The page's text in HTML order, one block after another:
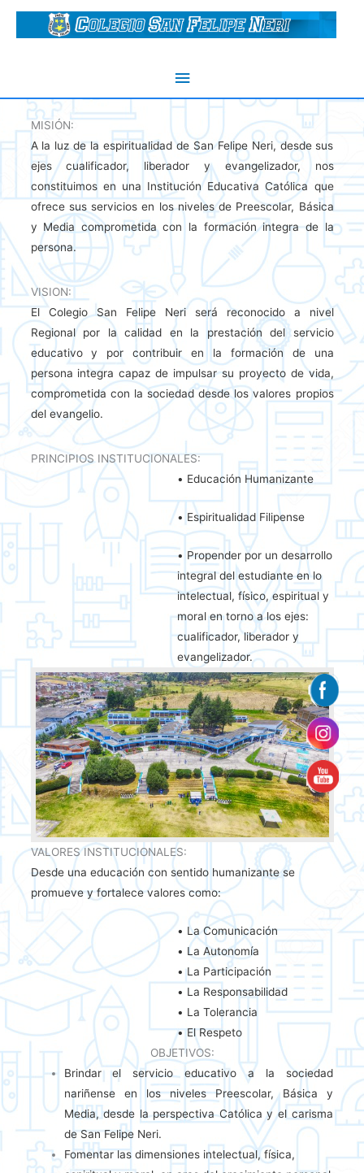
Menú
principal
MISIÓN:
A la luz de la espiritualidad de San Felipe Neri, desde sus
ejes cualificador, liberador y evangelizador, nos
constituimos en una Institución Educativa Católica que
ofrece sus servicios en los niveles de Preescolar, Básica
y Media comprometida con la formación integra de la
persona.
VISION:
El Colegio San Felipe Neri será reconocido a nivel
Regional por la calidad en la prestación del servicio
educativo y por contribuir en la formación de una
persona integra capaz de impulsar su proyecto de vida,
comprometida con la sociedad desde los valores propios
del evangelio.
PRINCIPIOS INSTITUCIONALES:
• Educación Humanizante
• Espiritualidad Filipense
• Propender por un desarrollo
integral del estudiante en lo
intelectual, físico, espiritual y
moral en torno a los ejes:
cualificador, liberador y
evangelizador.
VALORES INSTITUCIONALES:
Desde una educación con sentido humanizante se
promueve y fortalece valores como:
• La Comunicación
• La Autonomía
• La Participación
• La Responsabilidad
• La Tolerancia
• El Respeto
OBJETIVOS:
Brindar el servicio educativo a la sociedad
nariñense en los niveles Preescolar, Básica y
Media, desde la perspectiva Católica y el carisma
de San Felipe Neri.
Fomentar las dimensiones intelectual, física,